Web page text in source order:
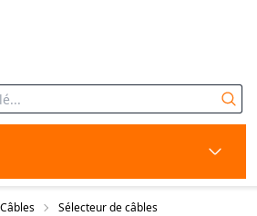
Câbles Sélecteur de câbles